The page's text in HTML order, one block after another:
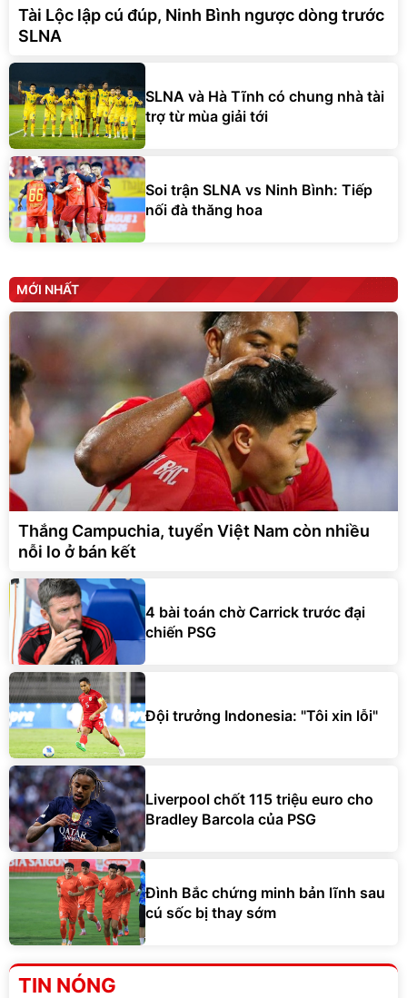
Tài Lộc lập cú đúp, Ninh Bình ngược dòng trước
SLNA
SLNA và Hà Tĩnh có chung nhà tài
trợ từ mùa giải tới
Soi trận SLNA vs Ninh Bình: Tiếp
nối đà thăng hoa
MỚI NHẤT
Thắng Campuchia, tuyển Việt Nam còn nhiều
nỗi lo ở bán kết
4 bài toán chờ Carrick trước đại
chiến PSG
Đội trưởng Indonesia: "Tôi xin lỗi"
Liverpool chốt 115 triệu euro cho
Bradley Barcola của PSG
Đình Bắc chứng minh bản lĩnh sau
cú sốc bị thay sớm
TIN NÓNG